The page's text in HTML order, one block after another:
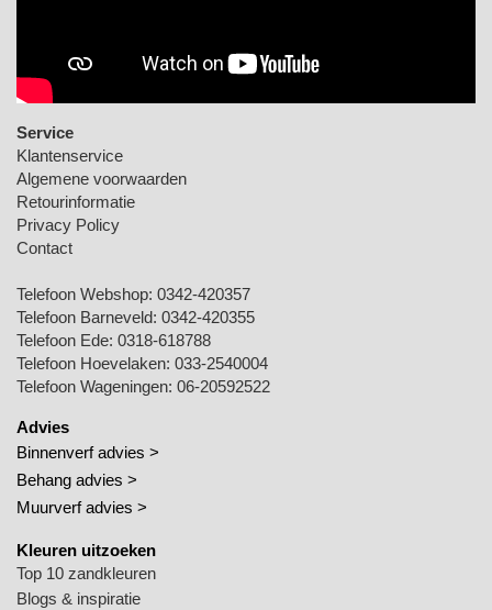
Service
Klantenservice
Algemene voorwaarden
Retourinformatie
Privacy Policy
Contact
Telefoon Webshop: 0342-420357
Telefoon Barneveld: 0342-420355
Telefoon Ede: 0318-618788
Telefoon Hoevelaken: 033-2540004
Telefoon Wageningen: 06-20592522
Advies
Binnenverf advies >
Behang advies >
Muurverf advies >
Kleuren uitzoeken
Top 10 zandkleuren
Blogs & inspiratie